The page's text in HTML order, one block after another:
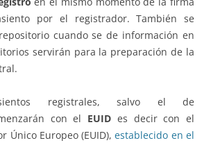
por el registrador. También se
cuando se de información en
servirán para la preparación de la
registrales, salvo el de
con el EUID es decir con el
Único Europeo (EUID),establecido en el